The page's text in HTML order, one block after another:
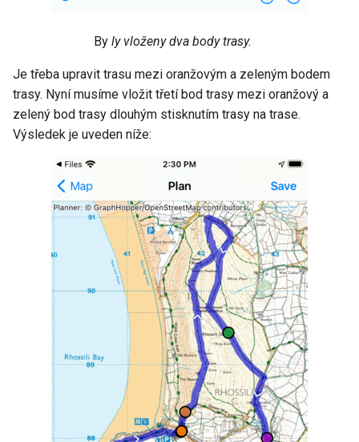
By ly vloženy dva body trasy.
Je třeba upravit trasu mezi oranžovým a zeleným bodem
trasy. Nyní musíme vložit třetí bod trasy mezi oranžový a
zelený bod trasy dlouhým stisknutím trasy na trase.
Výsledek je uveden níže: